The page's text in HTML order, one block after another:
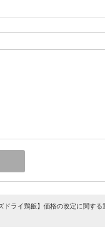
ドライ鶏飯】価格の改定に関する